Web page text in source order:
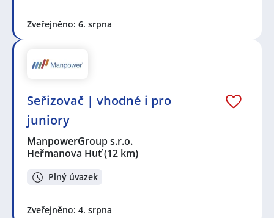
Zveřejněno: 6. srpna
Seřizovač | vhodné i pro
juniory
ManpowerGroup s.r.o.
Heřmanova Huť(12 km)
Plný úvazek
Zveřejněno: 4. srpna